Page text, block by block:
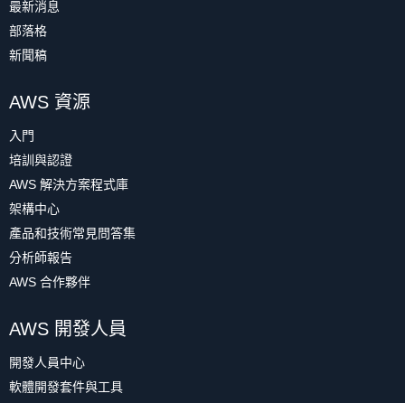
最新消息
部落格
新聞稿
AWS 資源
入門
培訓與認證
AWS 解決方案程式庫
架構中心
產品和技術常見問答集
分析師報告
AWS 合作夥伴
AWS 開發人員
開發人員中心
軟體開發套件與工具